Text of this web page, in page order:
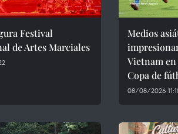
Festival
de Artes Marciales
Medios
Vietnam en
Copa de
08/08/2026